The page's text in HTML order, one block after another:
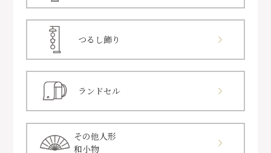
つるし飾り
ランドセル
その他人形
和小物